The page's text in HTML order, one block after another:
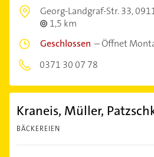
Georg-Landgraf-Str. 33,
1,5 km
Geschlossen –Öffnet
0371 30 07 78
Kraneis, Müller,
BÄCKEREIEN